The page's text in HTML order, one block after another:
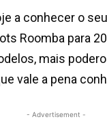
a conhecer o
Roomba para
mais
vale a pena
- Advertisement -